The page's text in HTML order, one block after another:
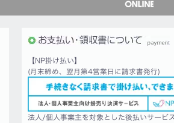
【NP掛け払い】
(月末締め、翌月第4営業日に請求書発行)
法人/個人事業主を対象とした後払いサービス